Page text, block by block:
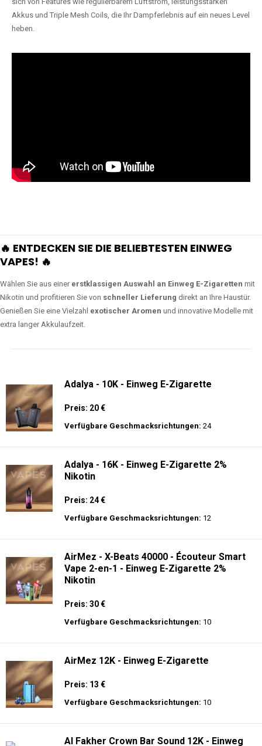
Akkus und Triple Mesh Coils, die Ihr Dampferlebnis auf ein neues Level
heben.
🔥 ENTDECKEN SIE DIE BELIEBTESTEN EINWEG
VAPES! 🔥
Wählen Sie aus einer erstklassigen Auswahl an Einweg E-Zigaretten mit
Nikotin und profitieren Sie von schneller Lieferung direkt an Ihre Haustür.
Genießen Sie eine Vielzahl exotischer Aromen und innovative Modelle mit
extra langer Akkulaufzeit.
Adalya - 10K - Einweg E-Zigarette
Preis: 20 €
Verfügbare Geschmacksrichtungen: 24
Adalya - 16K - Einweg E-Zigarette 2%
Nikotin
Preis: 24 €
Verfügbare Geschmacksrichtungen: 12
AirMez - X-Beats 40000 - Écouteur Smart
Vape 2-en-1 - Einweg E-Zigarette 2%
Nikotin
Preis: 30 €
Verfügbare Geschmacksrichtungen: 10
AirMez 12K - Einweg E-Zigarette
Preis: 13 €
Verfügbare Geschmacksrichtungen: 10
Al Fakher Crown Bar Sound 12K - Einweg